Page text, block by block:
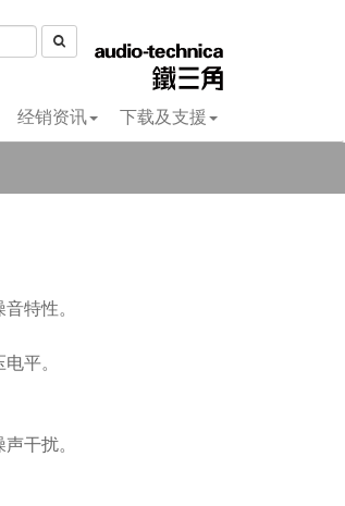
经销资讯 下载及支援
特性。
平。
干扰。